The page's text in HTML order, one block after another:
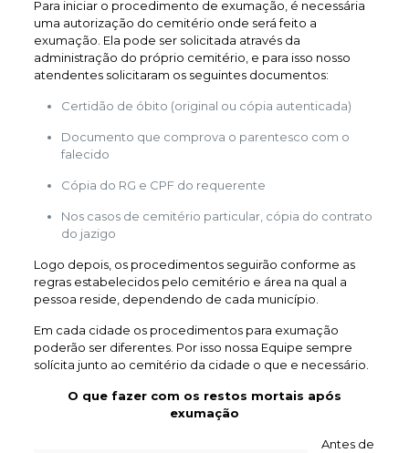
Para iniciar o procedimento de exumação, é necessária
uma autorização do cemitério onde será feito a
exumação. Ela pode ser solicitada através da
administração do próprio cemitério, e para isso nosso
atendentes solicitaram os seguintes documentos:
Certidão de óbito (original ou cópia autenticada)
Documento que comprova o parentesco com o
falecido
Cópia do RG e CPF do requerente
Nos casos de cemitério particular, cópia do contrato
do jazigo
Logo depois, os procedimentos seguirão conforme as
regras estabelecidos pelo cemitério e área na qual a
pessoa reside, dependendo de cada município.
Em cada cidade os procedimentos para exumação
poderão ser diferentes. Por isso nossa Equipe sempre
solícita junto ao cemitério da cidade o que e necessário.
O que fazer com os restos mortais após
exumação
Antes de